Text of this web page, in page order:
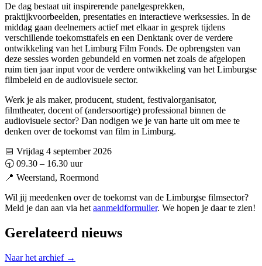
De dag bestaat uit inspirerende panelgesprekken,
praktijkvoorbeelden, presentaties en interactieve werksessies. In de
middag gaan deelnemers actief met elkaar in gesprek tijdens
verschillende toekomsttafels en een Denktank over de verdere
ontwikkeling van het Limburg Film Fonds. De opbrengsten van
deze sessies worden gebundeld en vormen net zoals de afgelopen
ruim tien jaar input voor de verdere ontwikkeling van het Limburgse
filmbeleid en de audiovisuele sector.
Werk je als maker, producent, student, festivalorganisator,
filmtheater, docent of (andersoortige) professional binnen de
audiovisuele sector? Dan nodigen we je van harte uit om mee te
denken over de toekomst van film in Limburg.
📅 Vrijdag 4 september 2026
🕤 09.30 – 16.30 uur
📍 Weerstand, Roermond
Wil jij meedenken over de toekomst van de Limburgse filmsector?
Meld je dan aan via het aanmeldformulier. We hopen je daar te zien!
Gerelateerd nieuws
Naar het archief →